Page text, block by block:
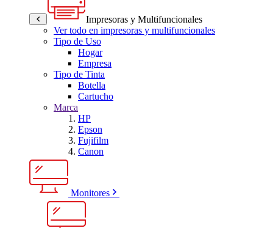
Impresoras y Multifuncionales
Ver todo en impresoras y multifuncionales
Tipo de Uso
Hogar
Empresa
Tipo de Tinta
Botella
Cartucho
Marca
HP
Epson
Fujifilm
Canon
Monitores